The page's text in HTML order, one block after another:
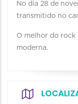
No dia 28 de
transmitido no
O melhor do rock
moderna.